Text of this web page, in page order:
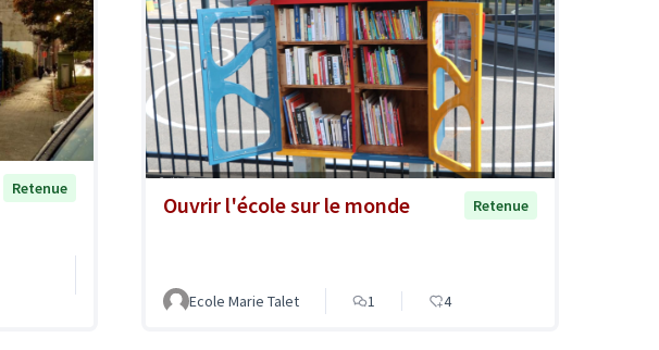
Retenue
Ouvrir l'école sur le monde Retenue
Ecole Marie Talet 1 4